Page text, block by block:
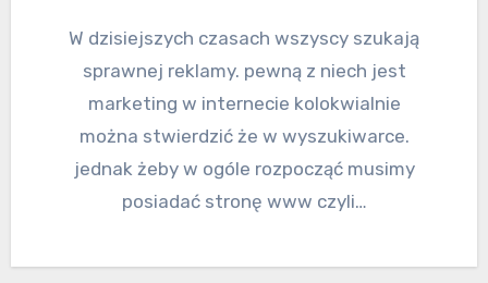
W dzisiejszych czasach wszyscy szukają
sprawnej reklamy. pewną z niech jest
marketing w internecie kolokwialnie
można stwierdzić że w wyszukiwarce.
jednak żeby w ogóle rozpocząć musimy
posiadać stronę www czyli…